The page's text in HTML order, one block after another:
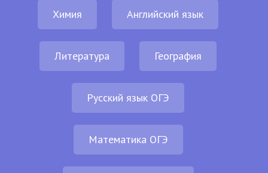
Химия Английский язык
Литература География
Русский язык ОГЭ
Математика ОГЭ